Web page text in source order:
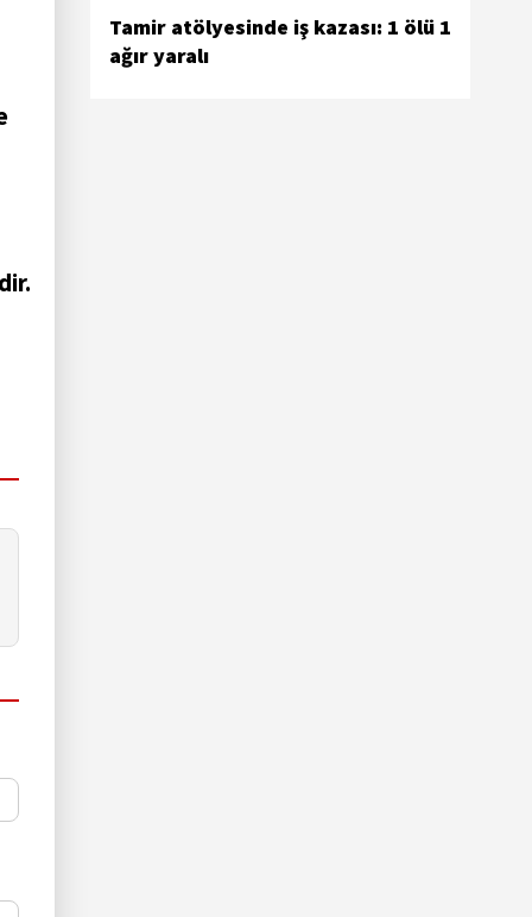
Tamir atölyesinde iş kazası: 1 ölü 1
ağır yaralı